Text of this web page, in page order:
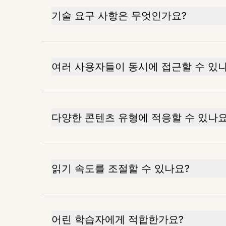
기술 요구 사항은 무엇인가요?
여러 사용자들이 동시에 접근할 수 있
다양한 콘텐츠 유형에 적응할 수 있나
읽기 속도를 조절할 수 있나요?
어린 학습자에게 적합한가요?